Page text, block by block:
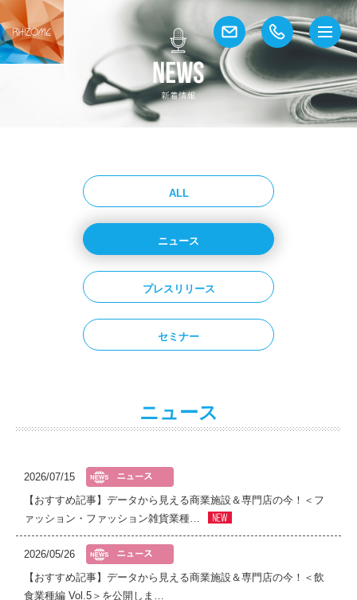
ALL
ニュース
プレスリリース
セミナー
ニュース
2026/07/15
【おすすめ記事】データから見える商業施設＆専門店の今！＜フ
ァッション・ファッション雑貨業種…
2026/05/26
【おすすめ記事】データから見える商業施設＆専門店の今！＜飲
食業種編 Vol.5＞を公開しま…